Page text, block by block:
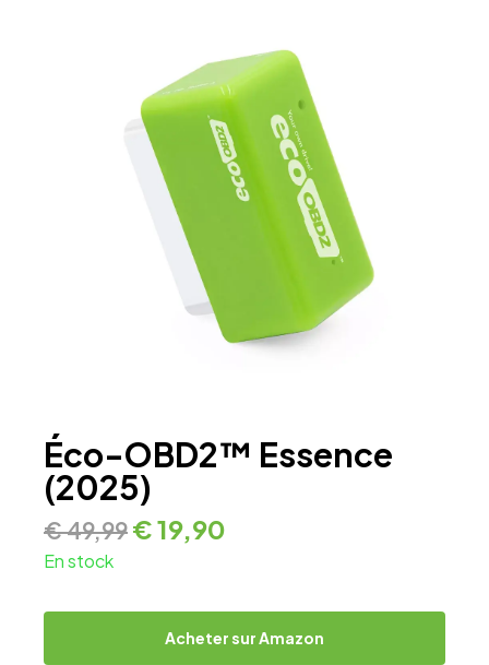
Éco-OBD2™ Essence
(2025)
€49,99€19,90
En stock
Acheter sur Amazon